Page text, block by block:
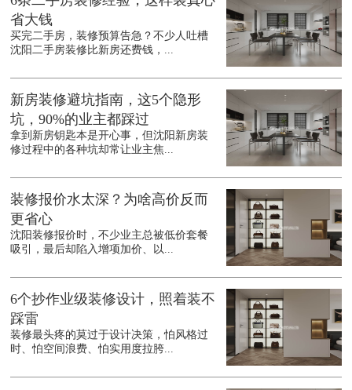
省大钱
买完二手房，装修预算告急？不少人吐槽
沈阳二手房装修比新房还费钱，...
新房装修避坑指南，这5个隐形
坑，90%的业主都踩过
拿到新房钥匙本是开心事，但沈阳新房装
修过程中的各种坑却常让业主焦...
装修报价水太深？为啥高价反而
更省心
沈阳装修报价时，不少业主总被低价套餐
吸引，最后却陷入增项加价、以...
6个抄作业级装修设计，照着装不
踩雷
装修最头疼的莫过于设计决策，怕风格过
时、怕空间浪费、怕实用度拉胯...